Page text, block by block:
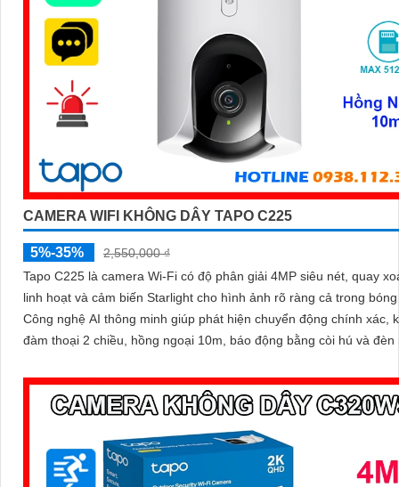
CAMERA WIFI KHÔNG DÂY TAPO C225
5%-35%
2,550,000 ₫
Tapo C225 là camera Wi-Fi có độ phân giải 4MP siêu nét, quay
linh hoạt và cảm biến Starlight cho hình ảnh rõ ràng cả trong
Công nghệ AI thông minh giúp phát hiện chuyển động chính xác,
đàm thoại 2 chiều, hồng ngoại 10m, báo động bằng còi hú và đèn
512GB lưu trữ lâu dài